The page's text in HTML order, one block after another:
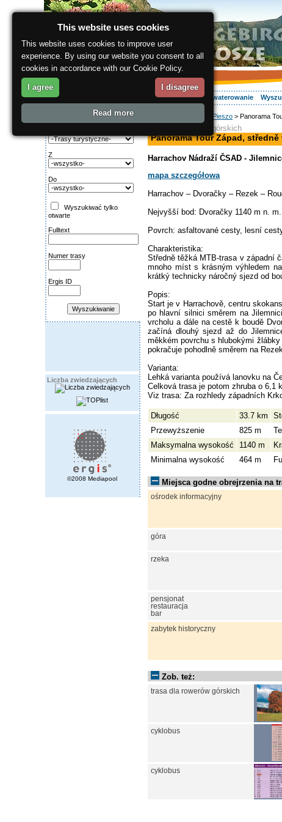
O regionie Wasz urlop Zakwaterowanie
Wyszukiwanie:
Z
Do
Wyszukiwać tylko
otwarte
Fulltext
Numer trasy
Ergis ID
Liczba zwiedzających
©2008 Mediapool
Pieszo > Panorama
trasa dla rowerów górskich
Panorama Tour Západ,
Harrachov Nádraží ČSAD -
mapa szczegółowa
Harrachov – Dvoračky – Rezek –
Nejvyšší bod: Dvoračky 1140 m n. m.
Povrch: asfaltované cesty, lesní
Charakteristika:
Středně těžká MTB-trasa v západní
mnoho míst s krásným výhledem
krátký technicky náročný sjezd od
Popis:
Start je v Harrachově, centru
po hlavní silnici směrem na
vrcholu a dále na cestě k boudě
začíná dlouhý sjezd až do
měkkém povrchu s hlubokými
pokračuje pohodlně směrem na
Varianta:
Lehká varianta používá lanovku na
Celková trasa je potom zhruba o 6,1
Viz trasa: Za rozhledy západních
Długość 33.7 km
Przewyższenie
825 m
Maksymalna wysokość
1140 m
Minimalna wysokość
464 m
Miejsca godne obrejrzenia na
ośrodek informacyjny
góra
rzeka
pensjonat
restauracja
bar
zabytek historyczny
Zob. też:
trasa dla rowerów górskich
cyklobus
cyklobus
This website uses cookies
This website uses cookies to improve user
experience. By using our website you consent to all
cookies in accordance with our Cookie Policy.
I agree I disagree
Read more